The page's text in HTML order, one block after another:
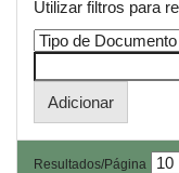
Utilizar filtros para
Resultados/Página